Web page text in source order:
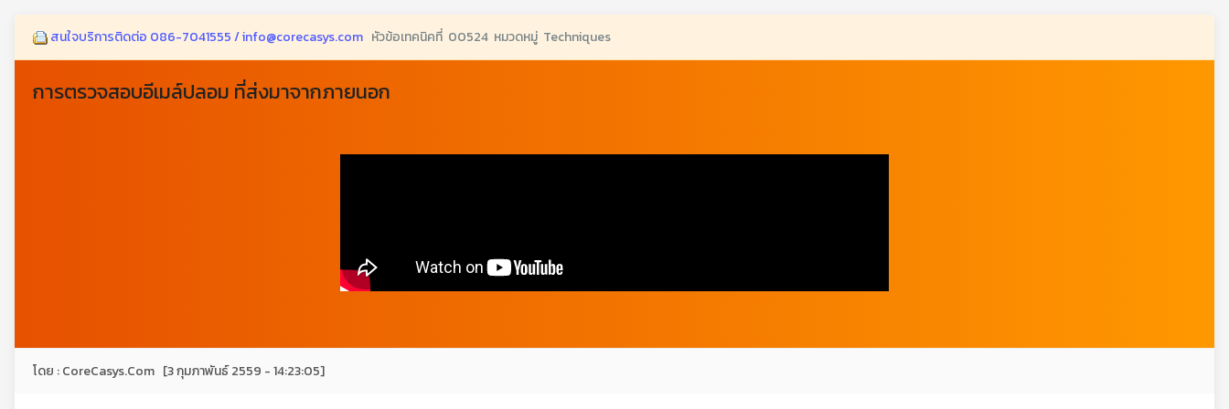
สนใจบริการติดต่อ 086-7041555 / info@corecasys.com หัวข้อเทคนิคที่ 00524 หมวดหมู่ Techniques
การตรวจสอบอีเมล์ปลอม ที่ส่งมาจากภายนอก
โดย : CoreCasys.Com [3 กุมภาพันธ์ 2559 - 14:23:05]